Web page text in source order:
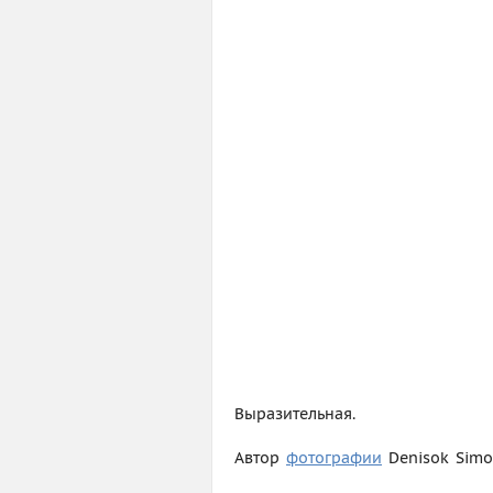
Выразительная.
Автор фотографии Denisok